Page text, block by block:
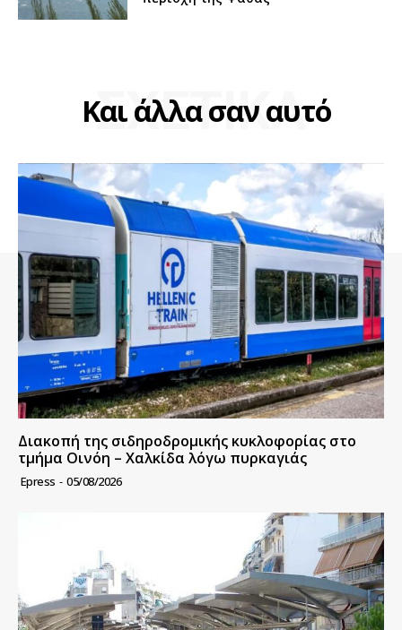
Και άλλα σαν αυτό
ΣΧΕΤΙΚΑ
Διακοπή της σιδηροδρομικής κυκλοφορίας στο
τμήμα Οινόη – Χαλκίδα λόγω πυρκαγιάς
Epress - 05/08/2026